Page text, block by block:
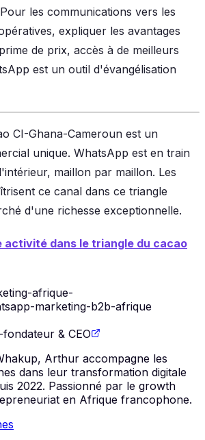
les communications vers les
expliquer les avantages
de prix, accès à de meilleurs
est un outil d'évangélisation
CI-Ghana-Cameroun est un
unique. WhatsApp est en train
maillon par maillon. Les
ce canal dans ce triangle
d'une richesse exceptionnelle.
activité dans le triangle du cacao
afrique-
marketing-b2b-afrique
fondateur & CEO
Arthur accompagne les
dans leur transformation digitale
2022. Passionné par le growth
en Afrique francophone.